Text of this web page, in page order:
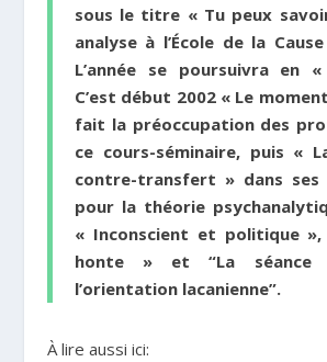
sous le titre « Tu peux
analyse à l’École de la
L’année se poursuivra en
C’est début 2002 « Le
fait la préoccupation des
ce cours-séminaire, puis «
contre-transfert » dans ses
pour la théorie
« Inconscient et politique
honte » et “La séance
l’orientation lacanienne”.
À lire aussi ici: